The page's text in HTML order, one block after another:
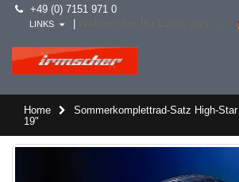
+49 (0) 7151 971 0
LINKS
Home
Sommerkomplettrad-Satz High-
19"